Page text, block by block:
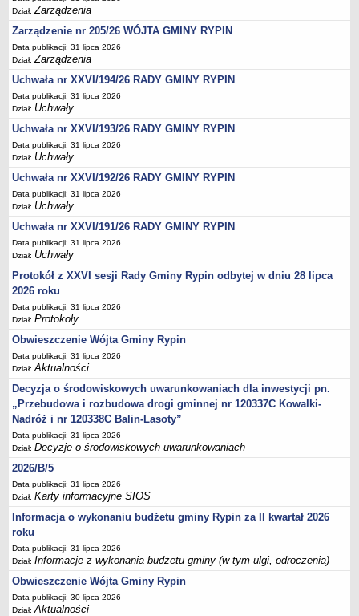
Sygnaliści
Galeria
Raporty o stanie dostępności
Wnioski
WŁADZE I STRUKTURA
Struktura organizacyjna
Wójt
Urząd gminy
Jednostki organizacyjne, GOPS, Instytucja kultury, OSP
Jednostki pomocnicze - sołectwa
Plan pracy komisji rewizyjnej
Sesje Rady Gminy Rypin
PRAWO LOKALNE
Statut
Strategia rozwoju
Uchwały
Projekty uchwał
Protokoły
Imienne wykazy głosowań radnych
Postać dokumentów
Akty Prawne, Dzienniki Ustaw, Monitory Polskie
Prawo miejscowe
Zarządzenia
Studium uwarunkowań i kierunków zagospodarowania
przestrzennego
Stałe obwody głosowania, numery, granice oraz siedziby
obwodowych komisji wyborczych, opis granic okręgów wyborczych
Plan ogólny gminy Rypin
Dział:Zarządzenia
Zarządzenie nr 205/26 WÓJTA GMINY RYPIN
Data publikacji: 31 lipca 2026
Dział:Zarządzenia
Uchwała nr XXVI/194/26 RADY GMINY RYPIN
Data publikacji: 31 lipca 2026
Dział: Uchwały
Uchwała nr XXVI/193/26 RADY GMINY RYPIN
Data publikacji: 31 lipca 2026
Dział: Uchwały
Uchwała nr XXVI/192/26 RADY GMINY RYPIN
Data publikacji: 31 lipca 2026
Dział: Uchwały
Uchwała nr XXVI/191/26 RADY GMINY RYPIN
Data publikacji: 31 lipca 2026
Dział: Uchwały
Protokół z XXVI sesji Rady Gminy Rypin odbytej w dniu 28 lipca
2026 roku
Data publikacji: 31 lipca 2026
Dział:Protokoły
Obwieszczenie Wójta Gminy Rypin
Data publikacji: 31 lipca 2026
Dział:Aktualności
Decyzja o środowiskowych uwarunkowaniach dla inwestycji pn.
„Przebudowa i rozbudowa drogi gminnej nr 120337C Kowalki-
Nadróż i nr 120338C Balin-Lasoty”
Data publikacji: 31 lipca 2026
Dział:Decyzje o środowiskowych uwarunkowaniach
2026/B/5
Data publikacji: 31 lipca 2026
Dział:Karty informacyjne SIOS
Informacja o wykonaniu budżetu gminy Rypin za II kwartał 2026
roku
Data publikacji: 31 lipca 2026
Dział:Informacje z wykonania budżetu gminy (w tym ulgi, odroczenia)
Obwieszczenie Wójta Gminy Rypin
Data publikacji: 30 lipca 2026
Dział:Aktualności